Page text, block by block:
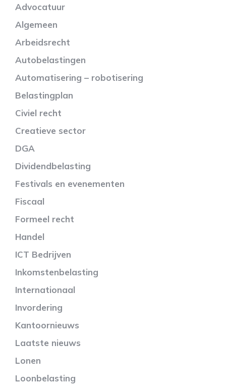
Advocatuur
Algemeen
Arbeidsrecht
Autobelastingen
Automatisering – robotisering
Belastingplan
Civiel recht
Creatieve sector
DGA
Dividendbelasting
Festivals en evenementen
Fiscaal
Formeel recht
Handel
ICT Bedrijven
Inkomstenbelasting
Internationaal
Invordering
Kantoornieuws
Laatste nieuws
Lonen
Loonbelasting